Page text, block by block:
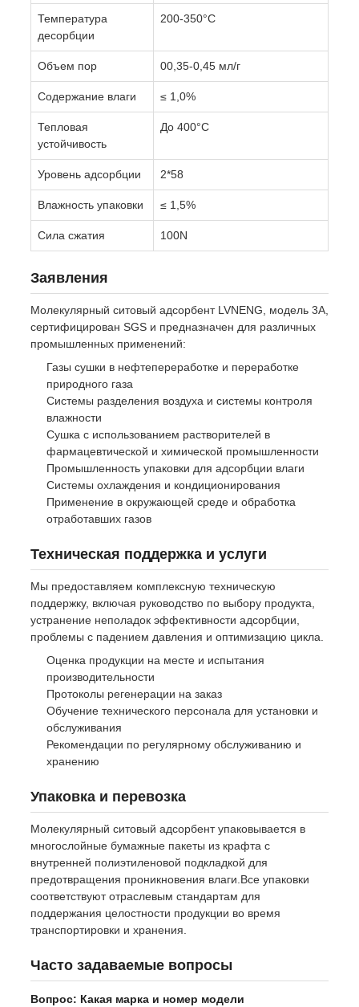
Температура
десорбции
200-350°С
Объем пор 00,35-0,45 мл/г
Содержание влаги ≤ 1,0%
Тепловая
устойчивость
До 400°C
Уровень адсорбции 2*58
Влажность упаковки ≤ 1,5%
Сила сжатия 100N
Заявления
Молекулярный ситовый адсорбент LVNENG, модель 3A,
сертифицирован SGS и предназначен для различных
промышленных применений:
Газы сушки в нефтепереработке и переработке
природного газа
Системы разделения воздуха и системы контроля
влажности
Сушка с использованием растворителей в
фармацевтической и химической промышленности
Промышленность упаковки для адсорбции влаги
Системы охлаждения и кондиционирования
Применение в окружающей среде и обработка
отработавших газов
Техническая поддержка и услуги
Мы предоставляем комплексную техническую
поддержку, включая руководство по выбору продукта,
устранение неполадок эффективности адсорбции,
проблемы с падением давления и оптимизацию цикла.
Оценка продукции на месте и испытания
производительности
Протоколы регенерации на заказ
Обучение технического персонала для установки и
обслуживания
Рекомендации по регулярному обслуживанию и
хранению
Упаковка и перевозка
Молекулярный ситовый адсорбент упаковывается в
многослойные бумажные пакеты из крафта с
внутренней полиэтиленовой подкладкой для
предотвращения проникновения влаги.Все упаковки
соответствуют отраслевым стандартам для
поддержания целостности продукции во время
транспортировки и хранения.
Часто задаваемые вопросы
Вопрос: Какая марка и номер модели